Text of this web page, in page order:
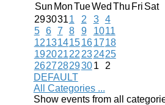
Sun MonTueWed Thu Fri Sat
2930311 2 3
4
5
6 7 8 9 1011
12131415161718
19202122 232425
26272829301
2
DEFAULT
All Categories ...
Show events from all